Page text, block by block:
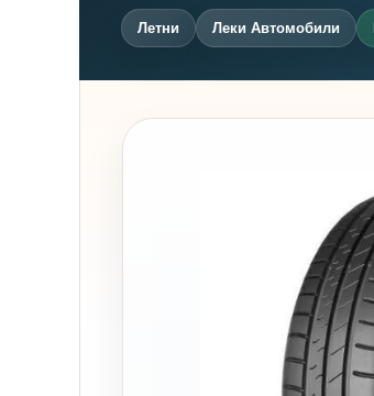
Летни Леки Автомобили